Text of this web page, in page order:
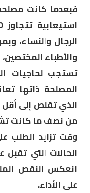
فبعدما كانت
الرجال والنساء،
والأطباء
تستجب لحاجيات
المصلحة ذاتها
من نصف ما كانت
وقت تزايد الطلب
الحالات التي تقبل
انعكس النقص
على الأداء.